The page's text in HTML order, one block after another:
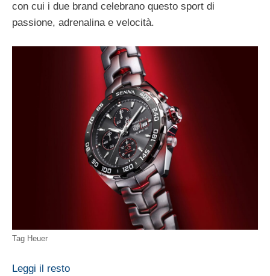
con cui i due brand celebrano questo sport di
passione, adrenalina e velocità.
Tag Heuer
Leggi il resto